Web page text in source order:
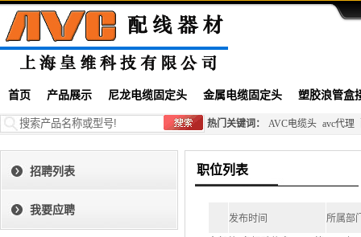
首页 产品展示 尼龙电缆固定头 金属电缆固定头 塑胶浪管盒
热门关键词： AVC电缆头 avc代理
招聘列表
我要应聘
职位列表
发布时间 所属部